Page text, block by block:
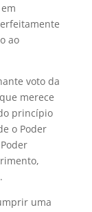
ao
voto da
merece
princípio
o Poder
uma